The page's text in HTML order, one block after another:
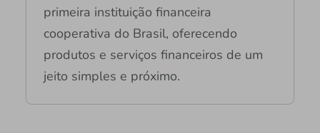
primeira instituição financeira
cooperativa do Brasil, oferecendo
produtos e serviços financeiros de um
jeito simples e próximo.